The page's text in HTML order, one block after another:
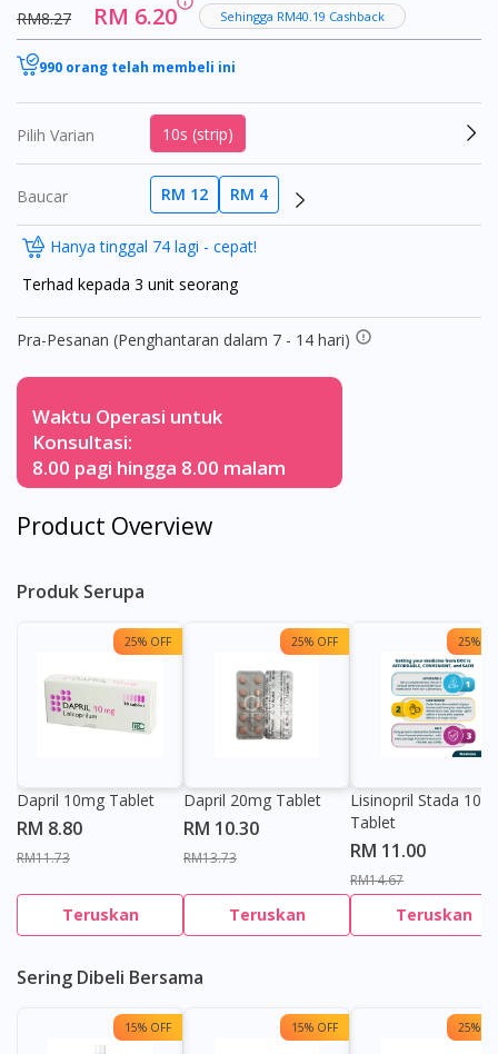
RM8.27 RM 6.20 Sehingga RM40.19 Cashback
990 orang telah membeli ini
Pilih Varian 10s (strip)
Baucar RM 12 RM 4
Hanya tinggal 74 lagi - cepat!
Terhad kepada 3 unit seorang
Pra-Pesanan (Penghantaran dalam 7 - 14 hari)
Waktu Operasi untuk
Konsultasi:
8.00 pagi hingga 8.00 malam
Product Overview
Produk Serupa
25% OFF
Dapril 10mg Tablet
RM 8.80
RM11.73
Teruskan
25% OFF
Dapril 20mg Tablet
RM 10.30
RM13.73
Teruskan
25%
Lisinopril Stada
Tablet
RM 11.00
RM14.67
Teruskan
Sering Dibeli Bersama
15% OFF 15% OFF 25%